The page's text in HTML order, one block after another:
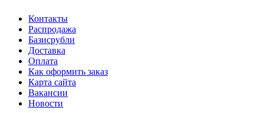
Контакты
Распродажа
Базисрубли
Доставка
Оплата
Как оформить заказ
Карта сайта
Вакансии
Новости